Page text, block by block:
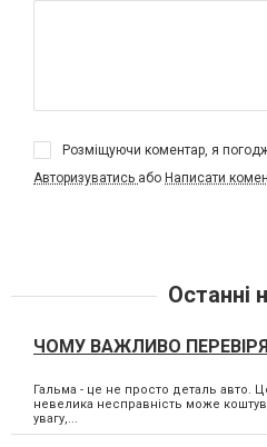
Розміщуючи коментар, я
Авторизуватись або Написати
Останні
ЧОМУ ВАЖЛИВО
Гальма - це не просто деталь авто.
невелика несправність може
увагу,...